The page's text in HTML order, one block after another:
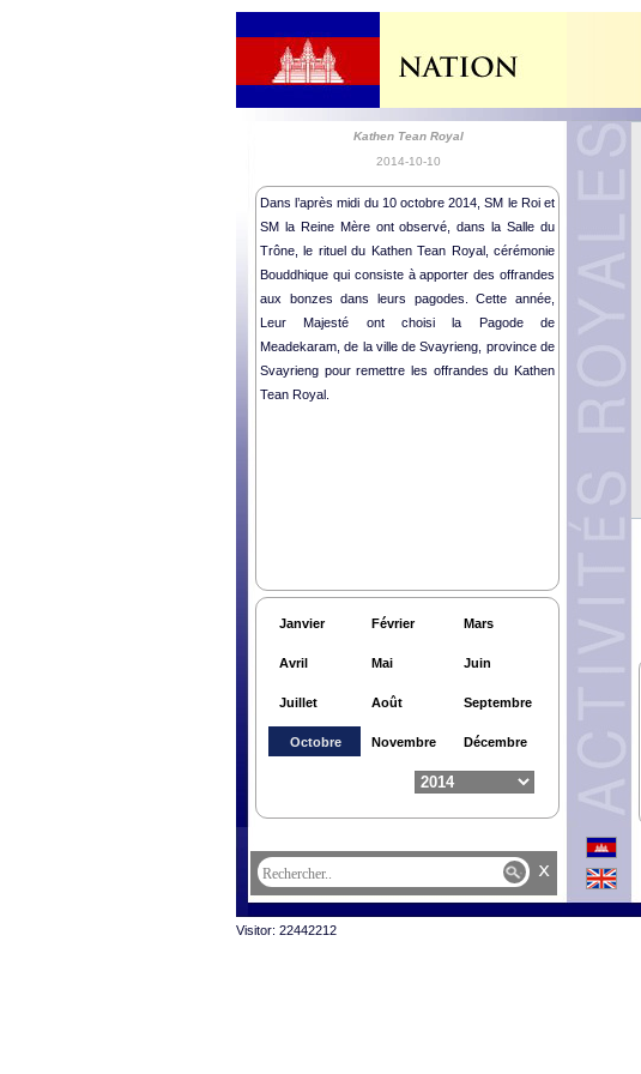
Kathen Tean Royal
2014-10-10
Dans l’après midi du 10 octobre 2014, SM le Roi et
SM la Reine Mère ont observé, dans la Salle du
Trône, le rituel du Kathen Tean Royal, cérémonie
Bouddhique qui consiste à apporter des offrandes
aux bonzes dans leurs pagodes. Cette année,
Leur Majesté ont choisi la Pagode de
Meadekaram, de la ville de Svayrieng, province de
Svayrieng pour remettre les offrandes du Kathen
Tean Royal.
Janvier Février Mars
Avril Mai Juin
Juillet Août Septembre
Octobre Novembre Décembre
x
Visitor: 22442212